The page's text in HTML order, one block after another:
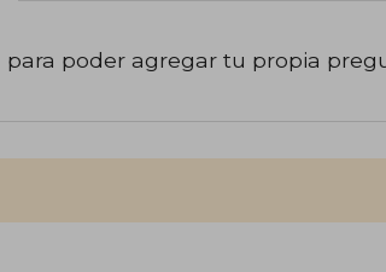
para poder agregar tu propia